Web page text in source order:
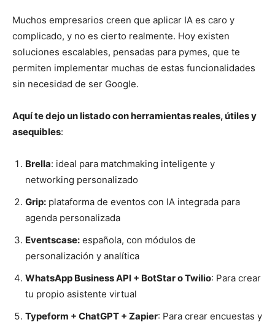
Muchos empresarios creen que aplicar IA es caro y
complicado, y no es cierto realmente. Hoy existen
soluciones escalables, pensadas para pymes, que te
permiten implementar muchas de estas funcionalidades
sin necesidad de ser Google.
Aquí te dejo un listado con herramientas reales, útiles y
asequibles:
Brella: ideal para matchmaking inteligente y
networking personalizado
Grip: plataforma de eventos con IA integrada para
agenda personalizada
Eventscase: española, con módulos de
personalización y analítica
WhatsApp Business API + BotStar o Twilio: Para crear
tu propio asistente virtual
Typeform + ChatGPT + Zapier: Para crear encuestas y